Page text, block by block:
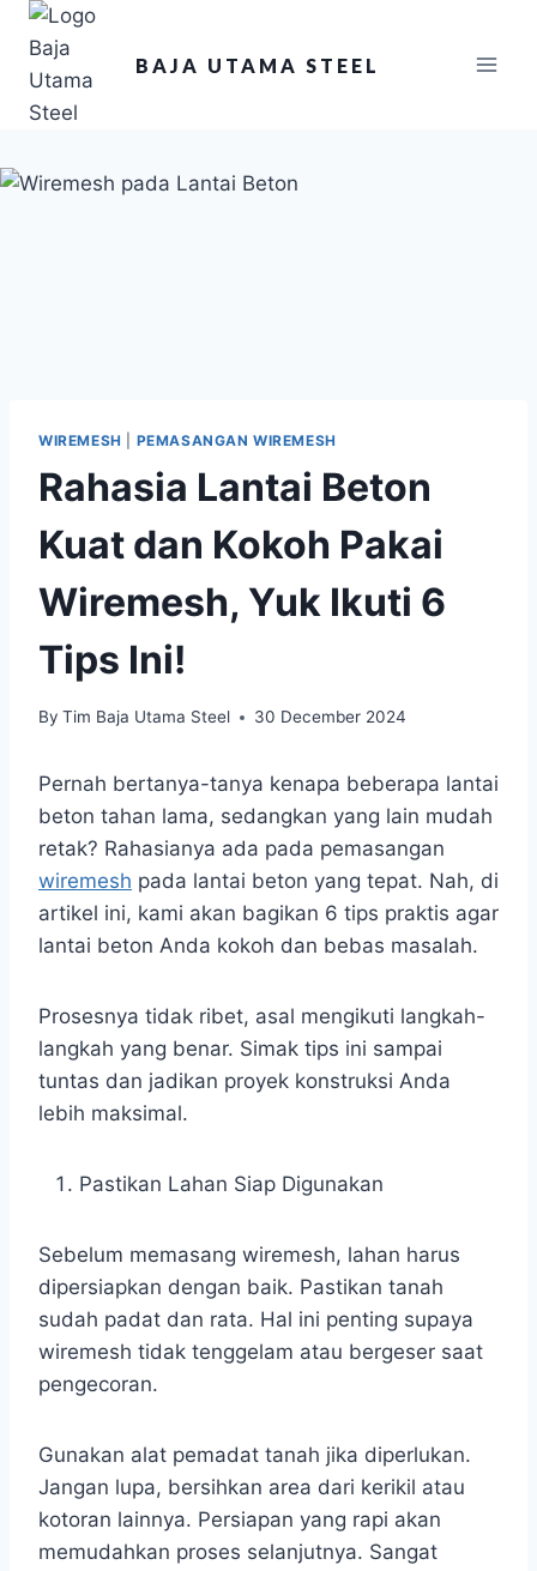
BAJA UTAMA STEEL
WIREMESH PEMASANGAN WIREMESH
Rahasia Lantai Beton
Kuat dan Kokoh Pakai
Wiremesh, Yuk Ikuti 6
Tips Ini!
By Tim Baja Utama Steel 30 December 2024
Pernah bertanya-tanya kenapa beberapa lantai
beton tahan lama, sedangkan yang lain mudah
retak? Rahasianya ada pada pemasangan
wiremesh pada lantai beton yang tepat. Nah, di
artikel ini, kami akan bagikan 6 tips praktis agar
lantai beton Anda kokoh dan bebas masalah.
Prosesnya tidak ribet, asal mengikuti langkah-
langkah yang benar. Simak tips ini sampai
tuntas dan jadikan proyek konstruksi Anda
lebih maksimal.
Pastikan Lahan Siap Digunakan
Sebelum memasang wiremesh, lahan harus
dipersiapkan dengan baik. Pastikan tanah
sudah padat dan rata. Hal ini penting supaya
wiremesh tidak tenggelam atau bergeser saat
pengecoran.
Gunakan alat pemadat tanah jika diperlukan.
Jangan lupa, bersihkan area dari kerikil atau
kotoran lainnya. Persiapan yang rapi akan
memudahkan proses selanjutnya. Sangat